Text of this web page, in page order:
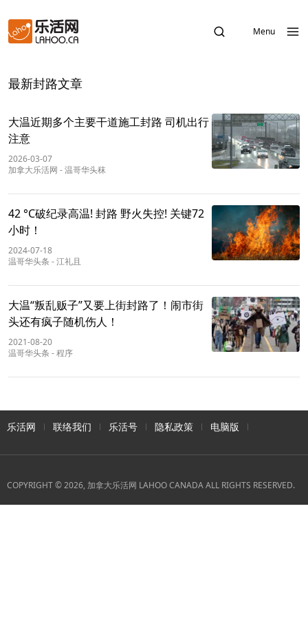
Menu
最新封路文章
大温近期多个主要干道施工封路 司机出行
注意
2026-03-07
加拿大乐活网 -温哥华头秣
42 °C破纪录高温! 封路 野火失控! 关键72
小时！
2024-07-18
温哥华头条 -江礼且
大温“叛乱贩子”又要上街封路了！闹市街
头还有疯子随机伤人！
2021-08-20
温哥华头条 -程序
乐活网 联络我们 乐活号 隐私政策 电脑版
COPYRIGHT © 2026, 加拿大乐活网 LAHOO CANADA ALL RIGHTS RESERVED.